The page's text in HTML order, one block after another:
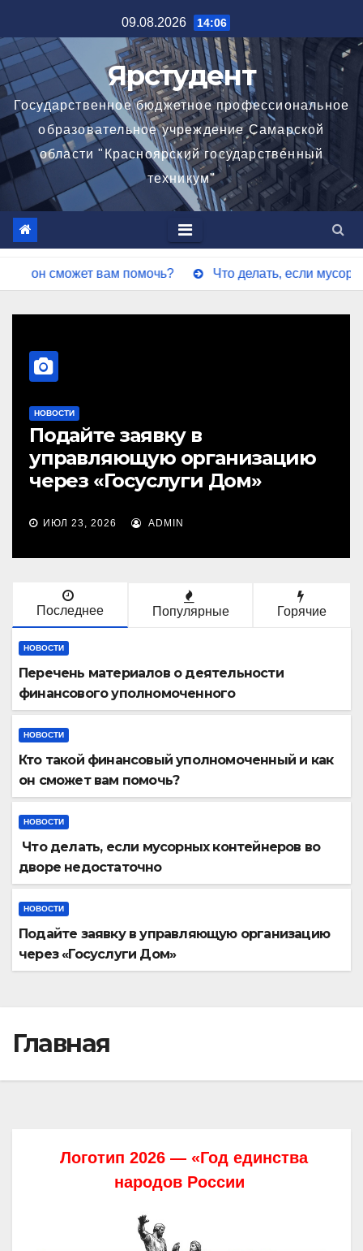
к
содержимому
09.08.2026 14:06
Ярстудент
Государственное бюджетное профессиональное
образовательное учреждение Самарской
области "Красноярский государственный
техникум"
помочь? Что делать, если мусорных контейнеров
НОВОСТИ
Хранение велосипедов в
МКД: что говорит закон»
ИЮЛ 23, 2026 ADMIN
Последнее Популярные Горячие
НОВОСТИ
Перечень материалов о деятельности
финансового уполномоченного
НОВОСТИ
Кто такой финансовый уполномоченный и как
он сможет вам помочь?
НОВОСТИ
Что делать, если мусорных контейнеров во
дворе недостаточно
НОВОСТИ
Подайте заявку в управляющую организацию
через «Госуслуги Дом»
Главная
Логотип 2026 — «Год единства
народов России